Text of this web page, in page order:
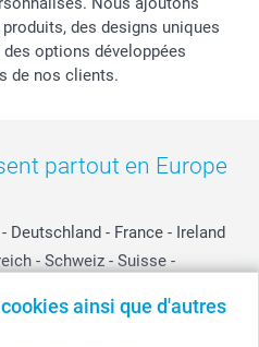
ainsi que d'autres
des designs uniques
options développées
de nos clients.
partout en Europe
- Deutschland - France - Ireland
- Schweiz - Suisse -